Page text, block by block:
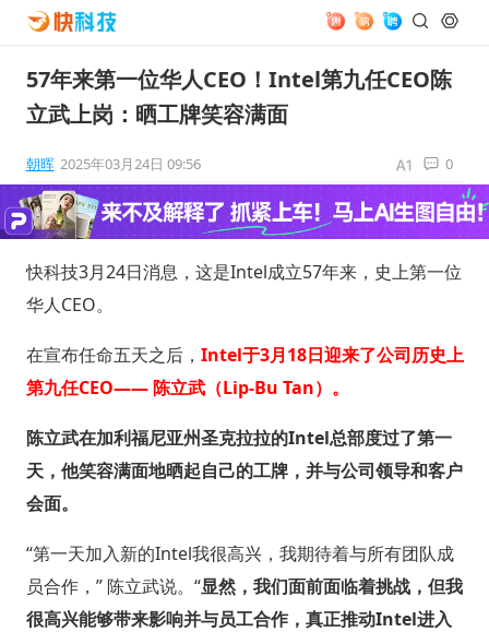
57年来第一位华人CEO！Intel第九任CEO陈
立武上岗：晒工牌笑容满面
朝晖 2025年03月24日 09:56 0
快科技3月24日消息，这是Intel成立57年来，史上第一位
华人CEO。
在宣布任命五天之后， Intel于3月18日迎来了公司历史上
第九任CEO—— 陈立武（Lip-Bu Tan）。
陈立武在加利福尼亚州圣克拉拉的Intel总部度过了第一
天，他笑容满面地晒起自己的工牌，并与公司领导和客户
会面。
“第一天加入新的Intel我很高兴，我期待着与所有团队成
员合作，” 陈立武说。“显然，我们面前面临着挑战，但我
很高兴能够带来影响并与员工合作，真正推动Intel进入